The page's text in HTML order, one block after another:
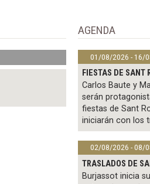
AGENDA
01/08/2026 - 16/
FIESTAS DE SANT
Carlos Baute y
serán
fiestas de Sant
iniciarán con los
02/08/2026 - 08/
TRASLADOS DE
Burjassot inicia